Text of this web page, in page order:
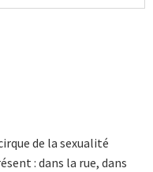
de la sexualité
: dans la rue, dans